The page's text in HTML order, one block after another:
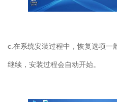
c.在系统安装过程中，恢复选项一
继续，安装过程会自动开始。